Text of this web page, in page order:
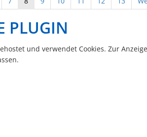
PLUGIN
und verwendet Cookies. Zur